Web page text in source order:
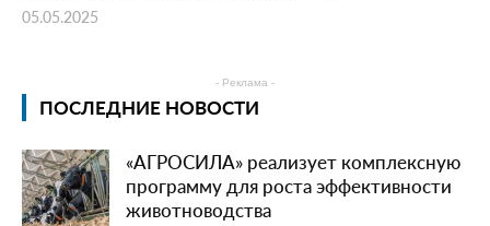
05.05.2025
- Реклама -
ПОСЛЕДНИЕ НОВОСТИ
«АГРОСИЛА» реализует комплексную
программу для роста эффективности
животноводства